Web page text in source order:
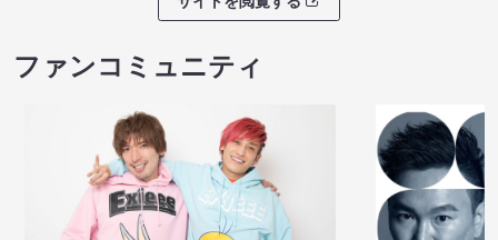
ファンコミュニティ